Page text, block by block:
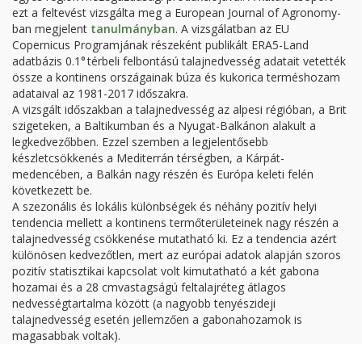
ezt a feltevést vizsgálta meg a European Journal of Agronomy-
ban megjelent tanulmányban. A vizsgálatban az EU
Copernicus Programjának részeként publikált ERA5-Land
adatbázis 0.1° térbeli felbontású talajnedvesség adatait vetették
össze a kontinens országainak búza és kukorica terméshozam
adataival az 1981-2017 időszakra.
A vizsgált időszakban a talajnedvesség az alpesi régióban, a Brit
szigeteken, a Baltikumban és a Nyugat-Balkánon alakult a
legkedvezőbben. Ezzel szemben a legjelentősebb
készletcsökkenés a Mediterrán térségben, a Kárpát-
medencében, a Balkán nagy részén és Európa keleti felén
következett be.
A szezonális és lokális különbségek és néhány pozitív helyi
tendencia mellett a kontinens termőterületeinek nagy részén a
talajnedvesség csökkenése mutatható ki. Ez a tendencia azért
különösen kedvezőtlen, mert az európai adatok alapján szoros
pozitív statisztikai kapcsolat volt kimutatható a két gabona
hozamai és a 28 cmvastagságú feltalajréteg átlagos
nedvességtartalma között (a nagyobb tenyészideji
talajnedvesség esetén jellemzően a gabonahozamok is
magasabbak voltak).